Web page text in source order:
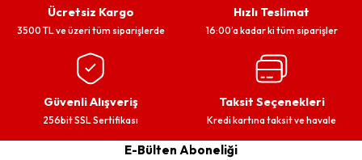
Ücretsiz Kargo
3500 TL ve üzeri tüm siparişlerde
Hızlı Teslimat
16:00’a kadar ki tüm siparişler
Güvenli Alışveriş
256bit SSL Sertifikası
Taksit Seçenekleri
Kredi kartına taksit ve havale
E-Bülten Aboneliği